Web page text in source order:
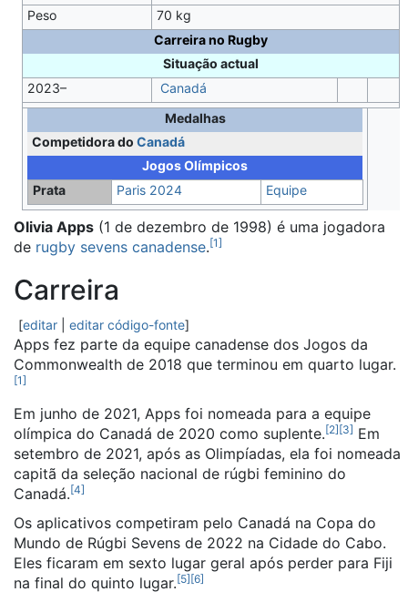
Peso
70 kg
Carreira no Rugby
Situação actual
2023–
Canadá
Medalhas
Competidora do Canadá
Jogos Olímpicos
Prata
Paris 2024 Equipe
Olivia Apps (1 de dezembro de 1998) é uma jogadora
de rugby sevens canadense.[1]
Carreira
[editar editar código-fonte]
Apps fez parte da equipe canadense dos Jogos da
Commonwealth de 2018 que terminou em quarto lugar.
[1]
Em junho de 2021, Apps foi nomeada para a equipe
olímpica do Canadá de 2020 como suplente.[2][3] Em
setembro de 2021, após as Olimpíadas, ela foi nomeada
capitã da seleção nacional de rúgbi feminino do
Canadá.[4]
Os aplicativos competiram pelo Canadá na Copa do
Mundo de Rúgbi Sevens de 2022 na Cidade do Cabo.
Eles ficaram em sexto lugar geral após perder para Fiji
na final do quinto lugar.[5][6]